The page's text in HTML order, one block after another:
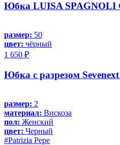
Юбка LUISA SPAGNOLI
размер: 50
цвет: чёрный
1 650 ₽
Юбка с разрезом
размер: 2
материал: Вискоза
пол: Женский
цвет: Черный
#Patrizia Pepe